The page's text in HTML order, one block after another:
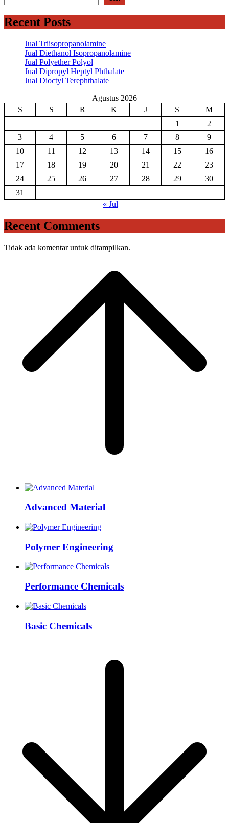
Recent Posts
Jual Triisopropanolamine
Jual Diethanol Isopropanolamine
Jual Polyether Polyol
Jual Dipropyl Heptyl Phthalate
Jual Dioctyl Terephthalate
Agustus 2026
S
S R K J S
M
1
2
3
4 5 6 7 8
9
10
11 12 13 14 15
16
17
18 19 20 21 22
23
24
25 26 27 28 29
30
31
« Jul
Recent Comments
Tidak ada komentar untuk ditampilkan.
Advanced Material
Polymer Engineering
Performance Chemicals
Basic Chemicals